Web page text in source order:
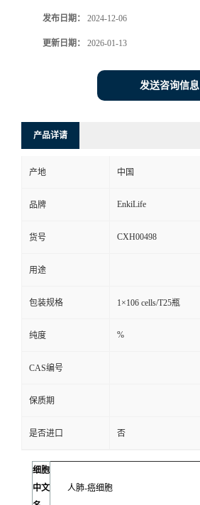
发布日期： 2024-12-06
更新日期： 2026-01-13
发送咨询信息
产品详请
产地 中国
品牌 EnkiLife
货号 CXH00498
用途
包装规格 1×106 cells/T25瓶
纯度 %
CAS编号
保质期
是否进口 否
细胞
中文
人肺-癌细胞